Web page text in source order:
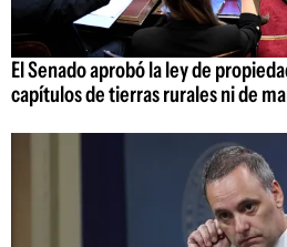
El Senado aprobó la ley de
capítulos de tierras rurales ni de